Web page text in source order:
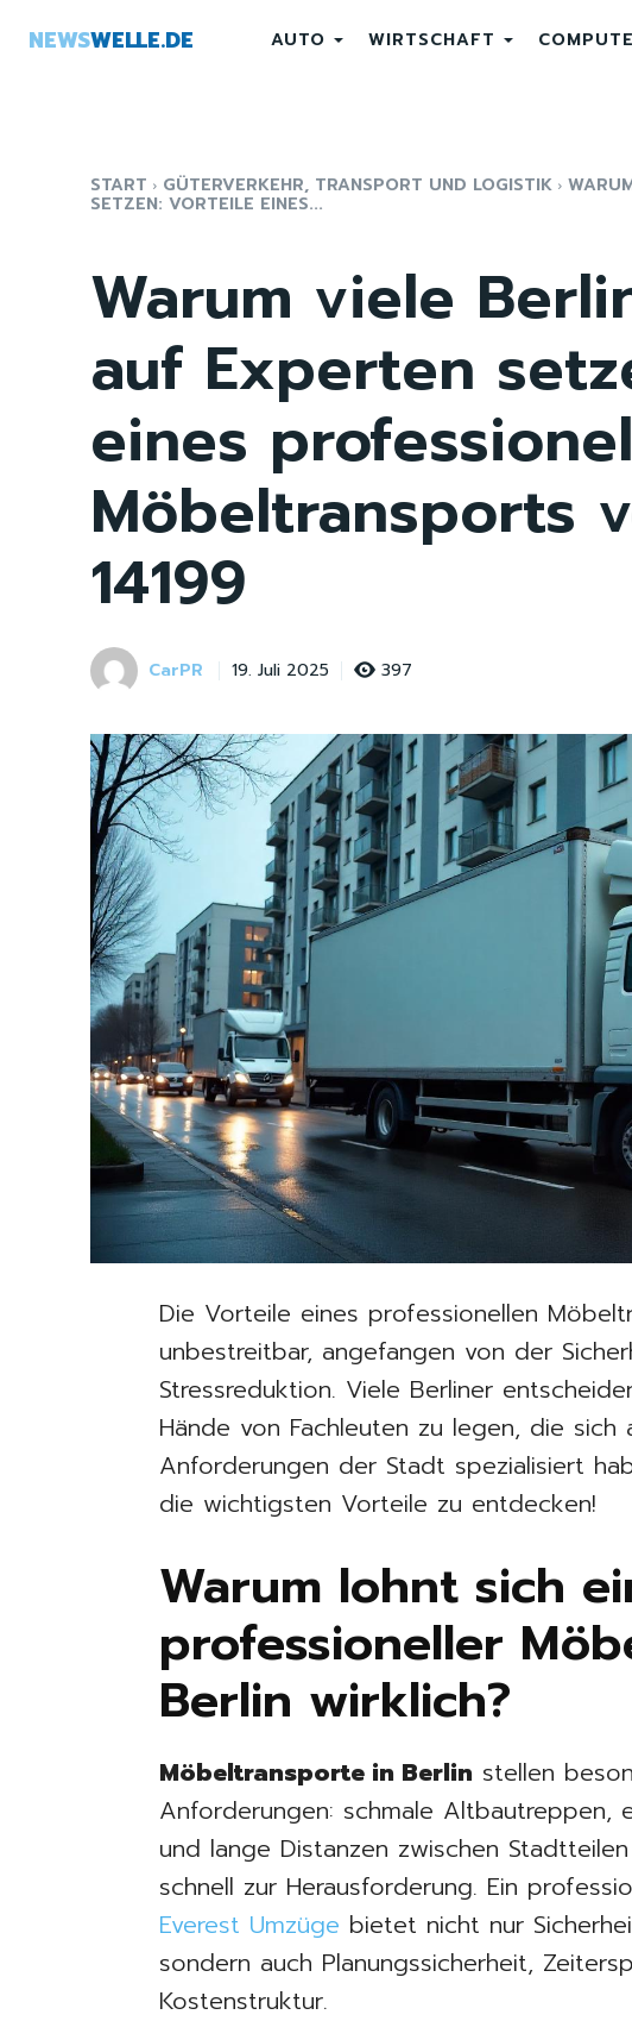
NEWSWELLE.DE AUTO WIRTSCHAFT
START GÜTERVERKEHR, TRANSPORT UND LOGISTIK
SETZEN: VORTEILE EINES...
Warum viele
auf Experten
eines
Möbeltransports
14199
CarPR 19. Juli 2025 397
Die Vorteile eines professionellen
unbestreitbar, angefangen von der
Stressreduktion. Viele Berliner
Hände von Fachleuten zu legen, die
Anforderungen der Stadt spezialisiert
die wichtigsten Vorteile zu entdecken!
Warum lohnt sich
professioneller
Berlin wirklich?
Möbeltransporte in Berlin stellen
Anforderungen: schmale Altbautreppen,
und lange Distanzen zwischen
schnell zur Herausforderung. Ein
Everest Umzüge bietet nicht nur
sondern auch Planungssicherheit,
Kostenstruktur.